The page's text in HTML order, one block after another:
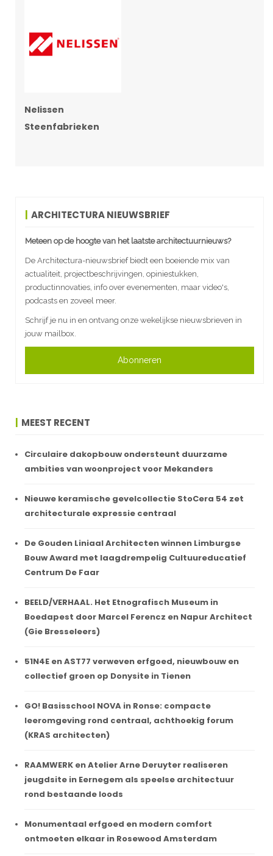
Nelissen
Steenfabrieken
ARCHITECTURA NIEUWSBRIEF
Meteen op de hoogte van het laatste architectuurnieuws?
De Architectura-nieuwsbrief biedt een boeiende mix van
actualiteit, projectbeschrijvingen, opiniestukken,
productinnovaties, info over evenementen, maar video's,
podcasts en zoveel meer.
Schrijf je nu in en ontvang onze wekelijkse nieuwsbrieven in
jouw mailbox.
Abonneren
MEEST RECENT
Circulaire dakopbouw ondersteunt duurzame
ambities van woonproject voor Mekanders
Nieuwe keramische gevelcollectie StoCera 54 zet
architecturale expressie centraal
De Gouden Liniaal Architecten winnen Limburgse
Bouw Award met laagdrempelig Cultuureducatief
Centrum De Faar
BEELD/VERHAAL. Het Etnografisch Museum in
Boedapest door Marcel Ferencz en Napur Architect
(Gie Bresseleers)
51N4E en AST77 verweven erfgoed, nieuwbouw en
collectief groen op Donysite in Tienen
GO! Basisschool NOVA in Ronse: compacte
leeromgeving rond centraal, achthoekig forum
(KRAS architecten)
RAAMWERK en Atelier Arne Deruyter realiseren
jeugdsite in Eernegem als speelse architectuur
rond bestaande loods
Monumentaal erfgoed en modern comfort
ontmoeten elkaar in Rosewood Amsterdam